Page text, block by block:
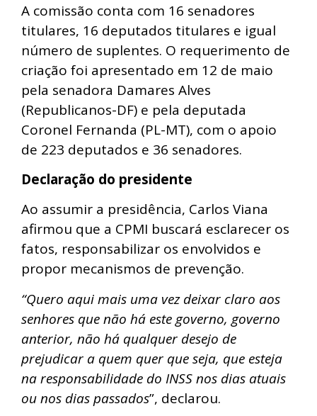
A comissão conta com 16 senadores
titulares, 16 deputados titulares e igual
número de suplentes. O requerimento de
criação foi apresentado em 12 de maio
pela senadora Damares Alves
(Republicanos-DF) e pela deputada
Coronel Fernanda (PL-MT), com o apoio
de 223 deputados e 36 senadores.
Declaração do presidente
Ao assumir a presidência, Carlos Viana
afirmou que a CPMI buscará esclarecer os
fatos, responsabilizar os envolvidos e
propor mecanismos de prevenção.
“Quero aqui mais uma vez deixar claro aos
senhores que não há este governo, governo
anterior, não há qualquer desejo de
prejudicar a quem quer que seja, que esteja
na responsabilidade do INSS nos dias atuais
ou nos dias passados”, declarou.